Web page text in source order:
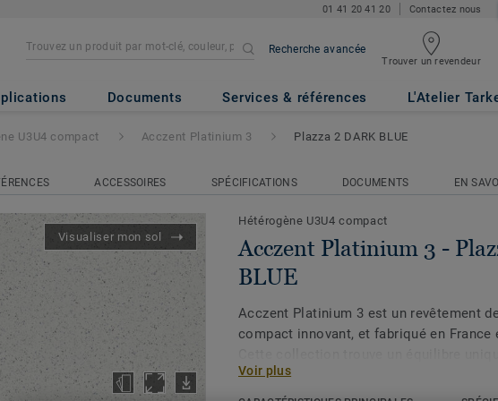
01 41 20 41 20 Contactez nous
Recherche avancée
Trouver un revendeur
Documents Services & références L'Atelier
3 - Plazza 2 DARK BLUE
U3U4 compact Acczent Platinium 3 Plazza 2 DARK BLUE
ACCESSOIRES SPÉCIFICATIONS DOCUMENTS EN
Visualiser mon sol
Hétérogène U3U4 compact
Acczent Platinium 3 -
BLUE
Acczent Platinium 3 est un revêtement
compact innovant, et fabriqué en France
acoustiques avec une réduction sonore
11 dB et les propriétés de
Voir plus